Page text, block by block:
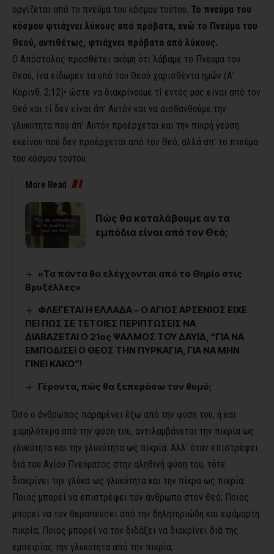
οργίζεται από το πνεύμα του κόσμου τούτου. Το πνεύμα του
κόσμου φτιάχνει λύκους από πρόβατα, ενώ το Πνεύμα του
Θεού, αντιθέτως, φτιάχνει πρόβατα από λύκους.
Ο Απόστολος προσθέτει ακόμη ότι λάβαμε το Πνεύμα του
Θεού, ίνα είδωμεν τα υπό του Θεού χαρισθέντα ημών (Α’
Κορινθ. 2,12)• ώστε να διακρίνουμε τί εντός μας είναι από τον
Θεό και τί δεν είναι άπ’ Αυτόν και να αισθανθούμε την
γλυκύτητα πού άπ’ Αυτόν προέρχεται και την πικρή γεύση
εκείνου πού δεν προέρχεται από τον Θεό, αλλά απ’ το πνεύμα
του κόσμου τούτου.
More Read
Πώς θα καταλάβουμε αν τα
εμπόδια είναι από τον Θεό;
«Τα πάντα θα ελέγχονται από το Θηρίο στις
Βρυξέλλες»
ΦΛΕΓΕΤΑΙ Η ΕΛΛΑΔΑ – Ο ΑΓΙΟΣ ΑΡΣΕΝΙΟΣ ΕΙΧΕ
ΠΕΙ ΠΩΣ ΣΕ ΤΕΤΟΙΕΣ ΠΕΡΙΠΤΩΣΕΙΣ ΝΑ
ΔΙΑΒΑΖΕΤΑΙ Ο 21ος ΨΑΛΜΟΣ ΤΟΥ ΔΑΥΙΔ, “ΓΙΑ ΝΑ
ΕΜΠΟΔΙΣΕΙ Ο ΘΕΟΣ ΤΗΝ ΠΥΡΚΑΓΙΑ, ΓΙΑ ΝΑ ΜΗΝ
ΓΙΝΕΙ ΚΑΚΟ”!
Γέροντα, πώς θα ξεπεράσω τον θυμό;
Όσο ο άνθρωπος παραμένει έξω από την φύση του, ή και
χαμηλότερα από την φύση του, αντιλαμβάνεται την πικρία ως
γλυκύτητα και την γλυκύτητα ως πικρία. Αλλ’ όταν επιστρέφει
διά του Αγίου Πνεύματος στην αληθινή φύση του, τότε
διακρίνει την γλύκα ως γλυκύτητα και την πίκρα ως πικρία.
Ποιος μπορεί να επιστρέφει τον άνθρωπο στον Θεό; Ποιος
μπορεί να τον θεραπεύσει από την δηλητηριώδη και εφάμαρτη
πικρία; Ποιος μπορεί να τον διδάξει να διακρίνει διά της
εμπειρίας την γλυκύτητα από την πικρία;